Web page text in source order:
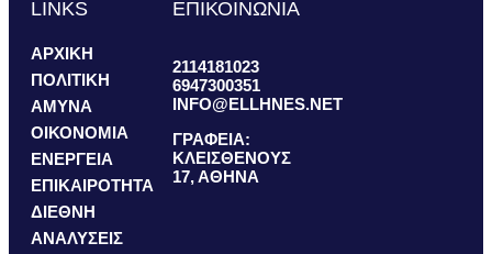
LINKS
ΑΡΧΙΚΗ
ΠΟΛΙΤΙΚΗ
ΑΜΥΝΑ
ΟΙΚΟΝΟΜΙΑ
ΕΝΕΡΓΕΙΑ
ΕΠΙΚΑΙΡΟΤΗΤΑ
ΔΙΕΘΝΗ
ΑΝΑΛΥΣΕΙΣ
ΕΠΙΚΟΙΝΩΝΙΑ
2114181023
6947300351
INFO@ELLHNES.NET
ΓΡΑΦΕΙΑ:
ΚΛΕΙΣΘΕΝΟΥΣ
17, ΑΘΗΝΑ